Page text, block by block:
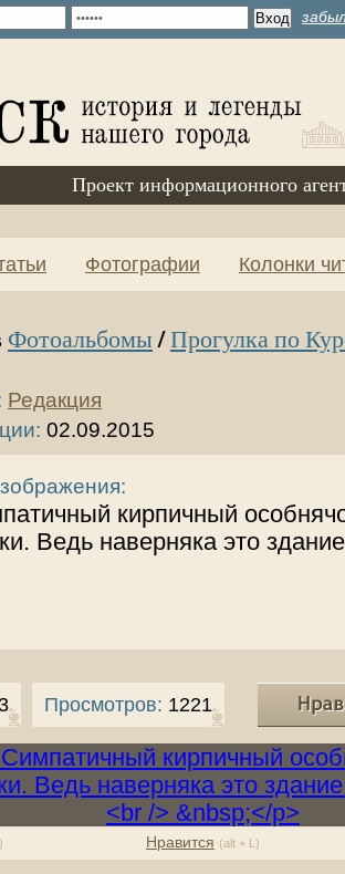
Проект информационного
Фотографии Колонки
Фотоальбомы/Прогулка по
Редакция
02.09.2015
кирпичный
Ведь наверняка это
3 Просмотров: 1221
Нравится (alt + L)